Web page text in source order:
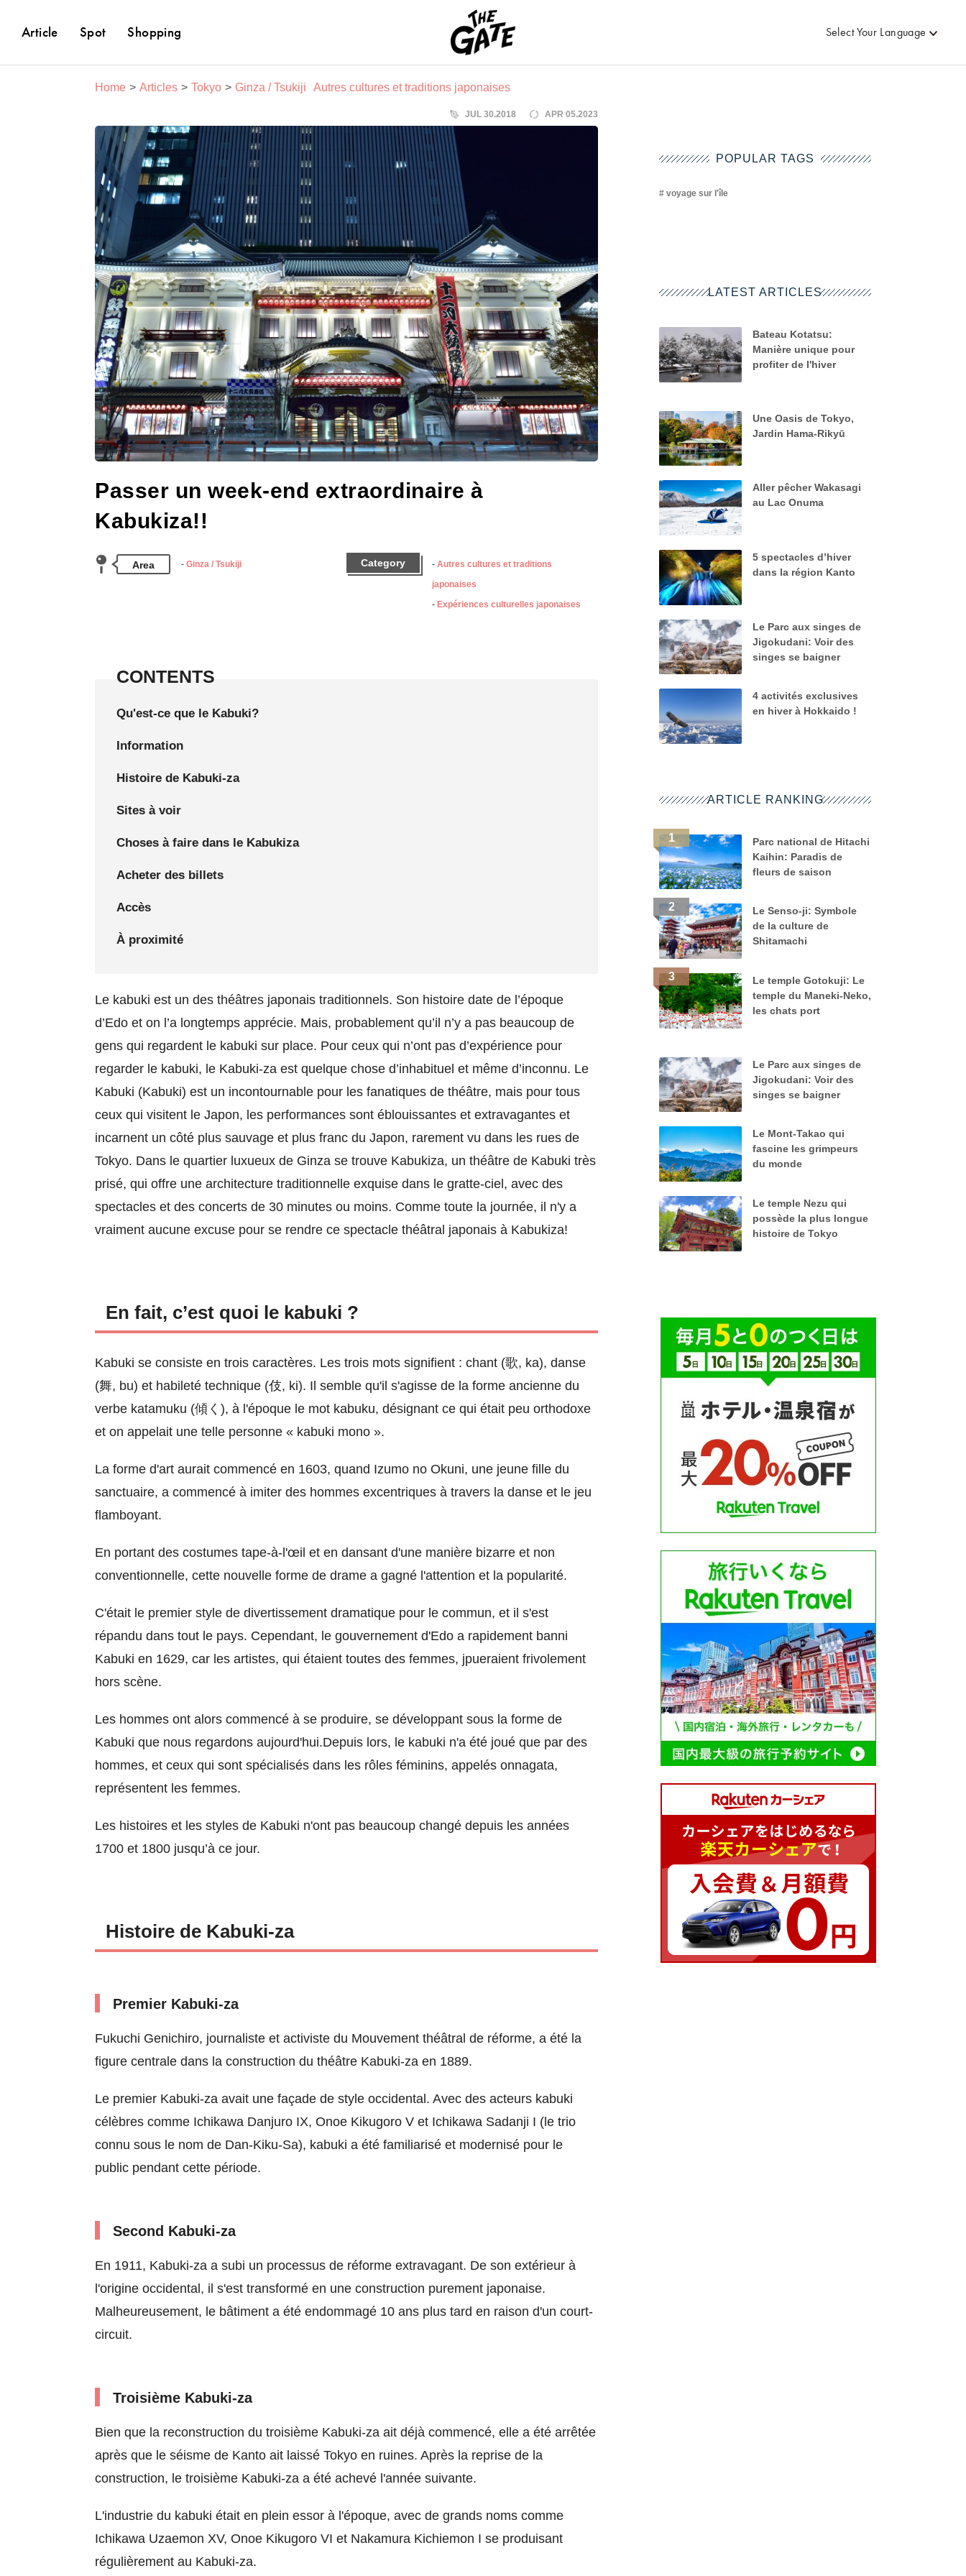
Article Spot Shopping Select Your Language
Home Articles Tokyo Ginza / Tsukiji Autres cultures et traditions japonaises
JUL 30.2018 APR 05.2023
Passer un week-end extraordinaire à
Kabukiza!!
Area Ginza / Tsukiji Category
Autres cultures et traditions
japonaises
Expériences culturelles japonaises
CONTENTS
Qu'est-ce que le Kabuki?
Information
Histoire de Kabuki-za
Sites à voir
Choses à faire dans le Kabukiza
Acheter des billets
Accès
À proximité
Le kabuki est un des théâtres japonais traditionnels. Son histoire date de l’époque
d’Edo et on l’a longtemps apprécie. Mais, probablement qu’il n’y a pas beaucoup de
gens qui regardent le kabuki sur place. Pour ceux qui n’ont pas d’expérience pour
regarder le kabuki, le Kabuki-za est quelque chose d’inhabituel et même d’inconnu. Le
Kabuki (Kabuki) est un incontournable pour les fanatiques de théâtre, mais pour tous
ceux qui visitent le Japon, les performances sont éblouissantes et extravagantes et
incarnent un côté plus sauvage et plus franc du Japon, rarement vu dans les rues de
Tokyo. Dans le quartier luxueux de Ginza se trouve Kabukiza, un théâtre de Kabuki très
prisé, qui offre une architecture traditionnelle exquise dans le gratte-ciel, avec des
spectacles et des concerts de 30 minutes ou moins. Comme toute la journée, il n'y a
vraiment aucune excuse pour se rendre ce spectacle théâtral japonais à Kabukiza!
En fait, c’est quoi le kabuki ?
Kabuki se consiste en trois caractères. Les trois mots signifient : chant (歌, ka), danse
(舞, bu) et habileté technique (伎, ki). Il semble qu'il s'agisse de la forme ancienne du
verbe katamuku (傾く), à l'époque le mot kabuku, désignant ce qui était peu orthodoxe
et on appelait une telle personne « kabuki mono ».
La forme d'art aurait commencé en 1603, quand Izumo no Okuni, une jeune fille du
sanctuaire, a commencé à imiter des hommes excentriques à travers la danse et le jeu
flamboyant.
En portant des costumes tape-à-l'œil et en dansant d'une manière bizarre et non
conventionnelle, cette nouvelle forme de drame a gagné l'attention et la popularité.
C'était le premier style de divertissement dramatique pour le commun, et il s'est
répandu dans tout le pays. Cependant, le gouvernement d'Edo a rapidement banni
Kabuki en 1629, car les artistes, qui étaient toutes des femmes, jpueraient frivolement
hors scène.
Les hommes ont alors commencé à se produire, se développant sous la forme de
Kabuki que nous regardons aujourd'hui.Depuis lors, le kabuki n'a été joué que par des
hommes, et ceux qui sont spécialisés dans les rôles féminins, appelés onnagata,
représentent les femmes.
Les histoires et les styles de Kabuki n'ont pas beaucoup changé depuis les années
1700 et 1800 jusqu’à ce jour.
Histoire de Kabuki-za
Premier Kabuki-za
Fukuchi Genichiro, journaliste et activiste du Mouvement théâtral de réforme, a été la
figure centrale dans la construction du théâtre Kabuki-za en 1889.
Le premier Kabuki-za avait une façade de style occidental. Avec des acteurs kabuki
célèbres comme Ichikawa Danjuro IX, Onoe Kikugoro V et Ichikawa Sadanji I (le trio
connu sous le nom de Dan-Kiku-Sa), kabuki a été familiarisé et modernisé pour le
public pendant cette période.
Second Kabuki-za
En 1911, Kabuki-za a subi un processus de réforme extravagant. De son extérieur à
l'origine occidental, il s'est transformé en une construction purement japonaise.
Malheureusement, le bâtiment a été endommagé 10 ans plus tard en raison d'un court-
circuit.
Troisième Kabuki-za
Bien que la reconstruction du troisième Kabuki-za ait déjà commencé, elle a été arrêtée
après que le séisme de Kanto ait laissé Tokyo en ruines. Après la reprise de la
construction, le troisième Kabuki-za a été achevé l'année suivante.
L'industrie du kabuki était en plein essor à l'époque, avec de grands noms comme
Ichikawa Uzaemon XV, Onoe Kikugoro VI et Nakamura Kichiemon I se produisant
régulièrement au Kabuki-za.
POPULAR TAGS
voyage sur l'île
LATEST ARTICLES
Bateau Kotatsu:
Manière unique pour
profiter de l'hiver
Une Oasis de Tokyo,
Jardin Hama-Rikyū
Aller pêcher Wakasagi
au Lac Onuma
5 spectacles d’hiver
dans la région Kanto
Le Parc aux singes de
Jigokudani: Voir des
singes se baigner
4 activités exclusives
en hiver à Hokkaido !
ARTICLE RANKING
Parc national de Hitachi
Kaihin: Paradis de
fleurs de saison
Le Senso-ji: Symbole
de la culture de
Shitamachi
Le temple Gotokuji: Le
temple du Maneki-Neko,
les chats port
Le Parc aux singes de
Jigokudani: Voir des
singes se baigner
Le Mont-Takao qui
fascine les grimpeurs
du monde
Le temple Nezu qui
possède la plus longue
histoire de Tokyo